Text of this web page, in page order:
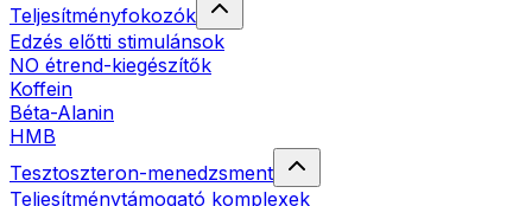
Teljesítményfokozók
Edzés előtti stimulánsok
NO étrend-kiegészítők
Koffein
Béta-Alanin
HMB
Tesztoszteron-menedzsment
Teljesítménytámogató komplexek